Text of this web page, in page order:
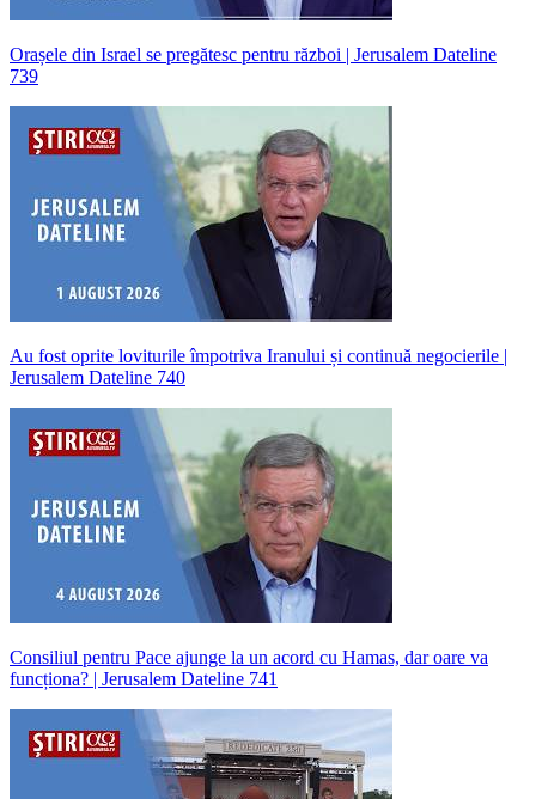
Orașele din Israel se pregătesc pentru război | Jerusalem Dateline
739
Au fost oprite loviturile împotriva Iranului și continuă negocierile |
Jerusalem Dateline 740
Consiliul pentru Pace ajunge la un acord cu Hamas, dar oare va
funcționa? | Jerusalem Dateline 741